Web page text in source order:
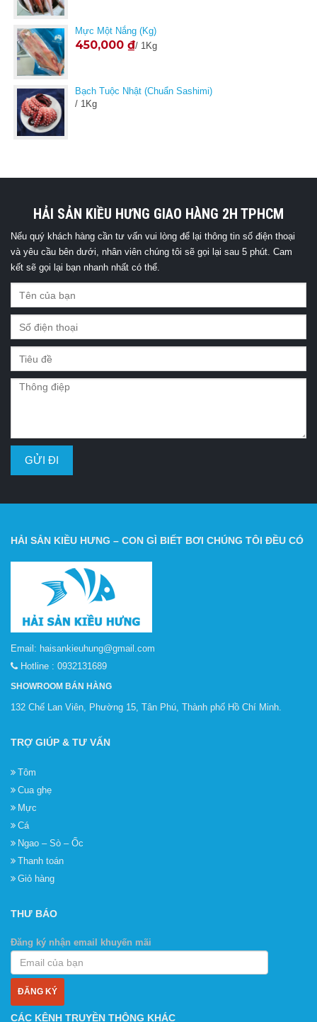
Mực Một Nắng (kg)
450,000 ₫/ 1Kg
Bạch Tuộc Nhật (Chuẩn Sashimi)
/ 1Kg
HẢI SẢN KIỀU HƯNG GIAO HÀNG 2H TPHCM
Nếu quý khách hàng cần tư vấn vui lòng để lại thông tin số điện thoại
và yêu cầu bên dưới, nhân viên chúng tôi sẽ gọi lại sau 5 phút. Cam
kết sẽ gọi lại bạn nhanh nhất có thể.
HẢI SẢN KIỀU HƯNG – CON GÌ BIẾT BƠI CHÚNG TÔI ĐỀU CÓ
Email: haisankieuhung@gmail.com
Hotline : 0932131689
SHOWROOM BÁN HÀNG
132 Chế Lan Viên, Phường 15, Tân Phú, Thành phố Hồ Chí Minh.
TRỢ GIÚP & TƯ VẤN
Tôm
Cua ghẹ
Mực
Cá
Ngao – Sò – Ốc
Thanh toán
Giỏ hàng
THƯ BÁO
Đăng ký nhận email khuyến mãi
CÁC KÊNH TRUYỀN THÔNG KHÁC